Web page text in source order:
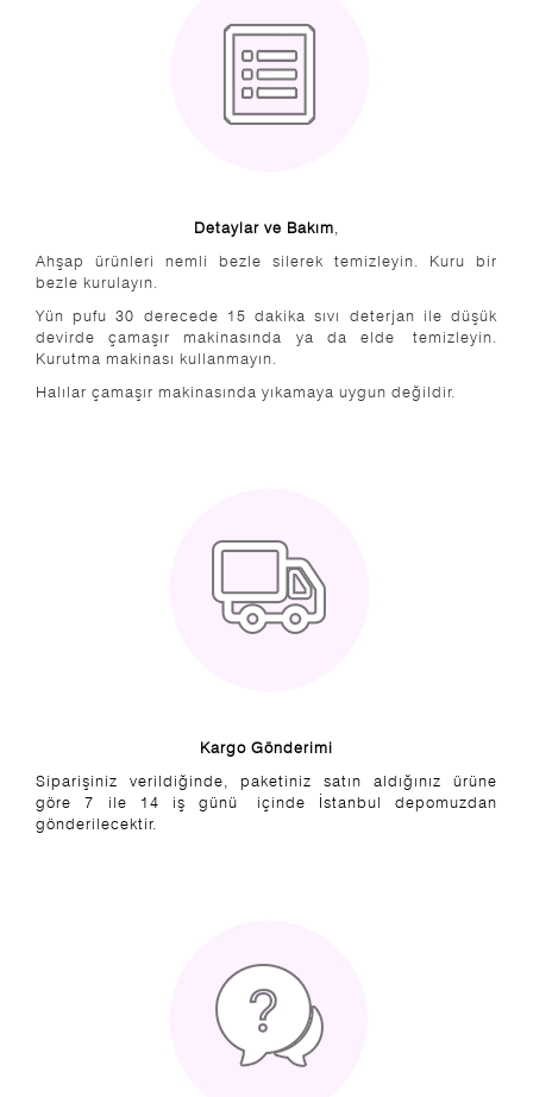
Detaylar ve Bakım,
Ahşap ürünleri nemli bezle silerek temizleyin. Kuru bir
bezle kurulayın.
Yün pufu 30 derecede 15 dakika sıvı deterjan ile düşük
devirde çamaşır makinasında ya da elde temizleyin.
Kurutma makinası kullanmayın.
Halılar çamaşır makinasında yıkamaya uygun değildir.
Kargo Gönderimi
Siparişiniz verildiğinde, paketiniz satın aldığınız ürüne
göre 7 ile 14 iş günü içinde İstanbul depomuzdan
gönderilecektir.